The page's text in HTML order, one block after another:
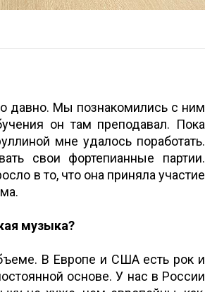
давно. Мы познакомились с ним
он там преподавал. Пока
мне удалось поработать.
свои фортепианные партии.
в то, что она приняла участие
музыка?
В Европе и США есть рок и
основе. У нас в России